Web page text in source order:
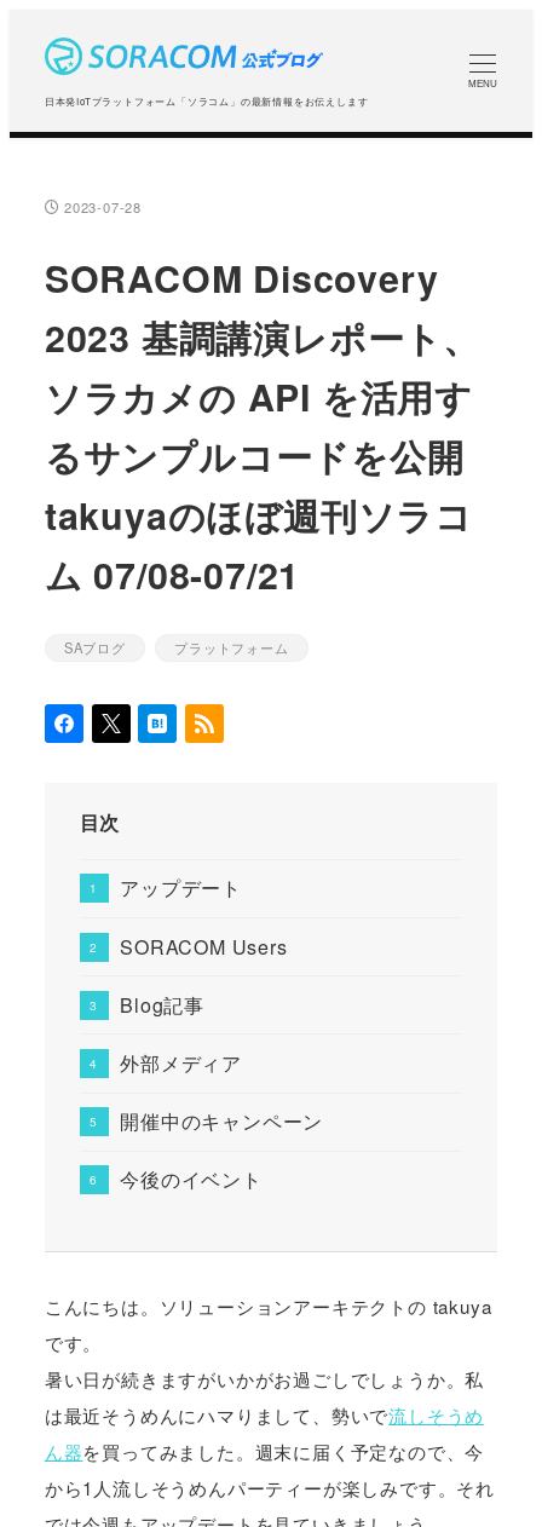
コ
日本発IoTプラットフォーム「ソラコム」の最新情報をお伝えします
MENU
投稿日
2023-07-28
SORACOM Discovery
2023 基調講演レポート、
ソラカメの API を活用す
るサンプルコードを公開
takuyaのほぼ週刊ソラコ
ム 07/08-07/21
カテゴリー
SAブログ カテゴリー
プラットフォーム
目次
アップデート
SORACOM Users
Blog記事
外部メディア
開催中のキャンペーン
今後のイベント
こんにちは。ソリューションアーキテクトの takuya
です。
暑い日が続きますがいかがお過ごしでしょうか。私
は最近そうめんにハマりまして、勢いで流しそうめ
ん器を買ってみました。週末に届く予定なので、今
から1人流しそうめんパーティーが楽しみです。それ